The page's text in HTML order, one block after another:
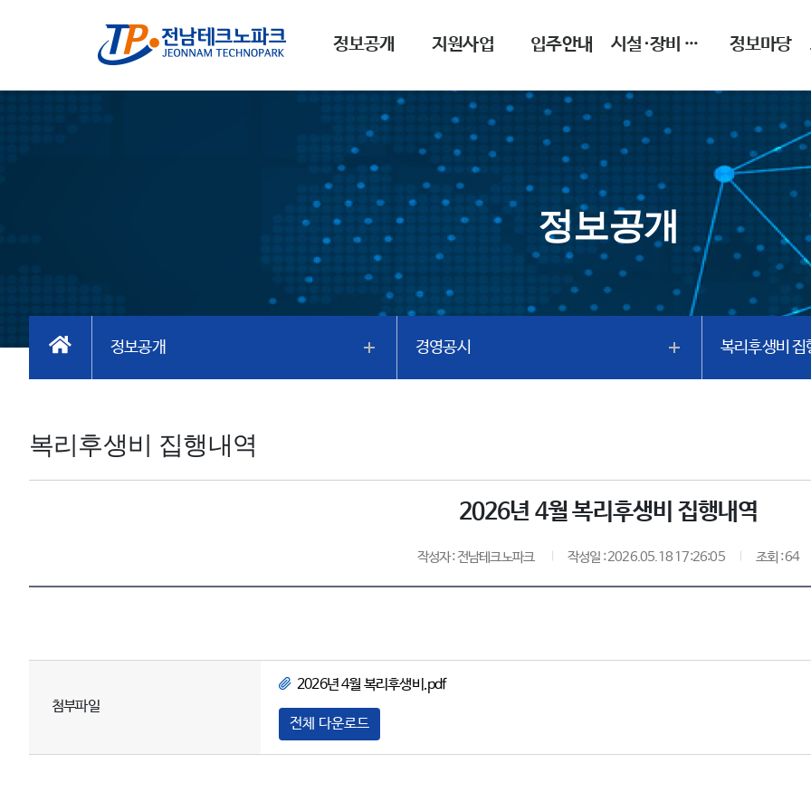
정보공개 지원사업 입주안내 시설·장비 이용안내 정보마당
정보공개
정보공개 경영공시 복리후생비 집
복리후생비 집행내역
2026년 4월 복리후생비 집행내역
작성자 : 전남테크노파크 작성일 : 2026.05.18 17:26:05 조회 : 64
첨부파일
2026년 4월 복리후생비.pdf
전체 다운로드